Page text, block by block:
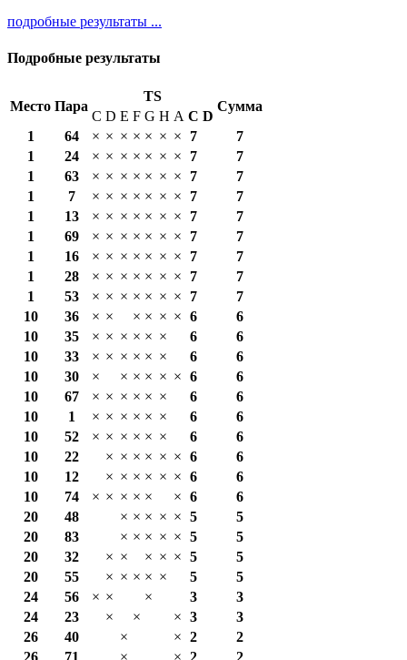
подробные результаты ...
Подробные результаты
Место Пара
TS
Сумма
C D E F G H A С D
1
64 × × × × × × × 7
7
1
24 × × × × × × × 7
7
1
63 × × × × × × × 7
7
1
7 × × × × × × × 7
7
1
13 × × × × × × × 7
7
1
69 × × × × × × × 7
7
1
16 × × × × × × × 7
7
1
28 × × × × × × × 7
7
1
53 × × × × × × × 7
7
10
36 × × × × × × 6
6
10
35 × × × × × × 6
6
10
33 × × × × × × 6
6
10
30 × × × × × × 6
6
10
67 × × × × × × 6
6
10
1 × × × × × × 6
6
10
52 × × × × × × 6
6
10
22 × × × × × × 6
6
10
12 × × × × × × 6
6
10
74 × × × × × × 6
6
20
48 × × × × × 5
5
20
83 × × × × × 5
5
20
32 × × × × × 5
5
20
55 × × × × × 5
5
24
56 × × × 3
3
24
23 × × × 3
3
26
40 × × 2
2
26
71 × × 2 2